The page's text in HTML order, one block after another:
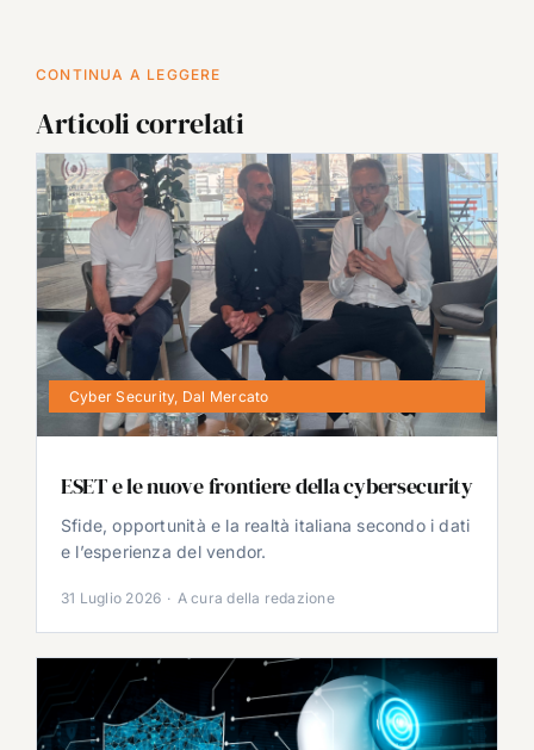
CONTINUA A LEGGERE
Articoli correlati
Cyber Security, Dal Mercato
ESET e le nuove frontiere della cybersecurity
Sfide, opportunità e la realtà italiana secondo i dati
e l’esperienza del vendor.
31 Luglio 2026 · A cura della redazione